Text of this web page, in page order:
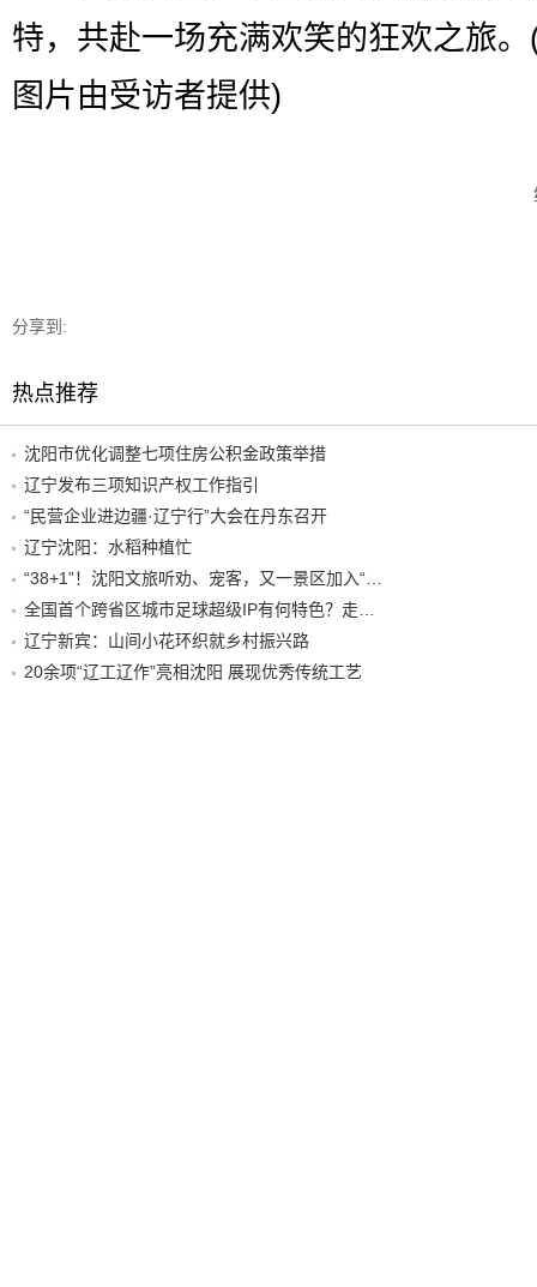
特，共赴一场充满欢笑的狂欢之旅
图片由受访者提供)
分享到:
热点推荐
沈阳市优化调整七项住房公积金政策举措
辽宁发布三项知识产权工作指引
“民营企业进边疆·辽宁行”大会在丹东召开
辽宁沈阳：水稻种植忙
辽宁新宾：山间小花环织就乡村振兴路
20余项“辽工辽作”亮相沈阳 展现优秀传统工艺